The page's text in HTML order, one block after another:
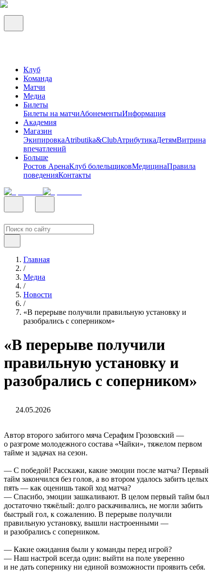
Клуб
Команда
Матчи
Медиа
Билеты
Билеты на матчиАбонементыИнформация
Академия
Магазин
ЭкипировкаAtributika&ClubАтрибутикаДетямВитрина
впечатлений
Больше
Ростов АренаКлуб болельщиковМедицинаПравила
поведенияКонтакты
Главная
/
Медиа
/
Новости
/
«В перерыве получили правильную установку и
разобрались с соперником»
«В перерыве получили
правильную установку и
разобрались с соперником»
24.05.2026
Автор второго забитого мяча Серафим Грозовский —
о разгроме молодежного состава «Чайки», тяжелом первом
тайме и задачах на сезон.
— С победой! Расскажи, какие эмоции после матча? Первый
тайм закончился без голов, а во втором удалось забить целых
пять — как оценишь такой ход матча?
— Спасибо, эмоции зашкаливают. В целом первый тайм был
достаточно тяжёлый: долго раскачивались, не могли забить
быстрый гол, к сожалению. В перерыве получили
правильную установку, вышли настроенными —
и разобрались с соперником.
— Какие ожидания были у команды перед игрой?
— Наш настрой всегда один: выйти на поле уверенно
и не дать сопернику ни единой возможности проявить себя.